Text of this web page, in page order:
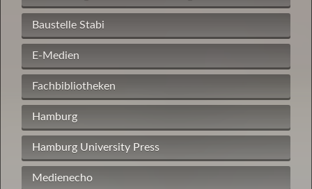
Baustelle Stabi
E-Medien
Fachbibliotheken
Hamburg
Hamburg University Press
Medienecho